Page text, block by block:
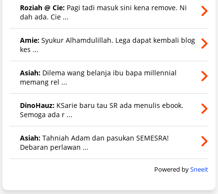
Roziah @ Cie: Pagi tadi masuk sini kena remove. Ni
dah ada. Cie ...
Amie: Syukur Alhamdulillah. Lega dapat kembali blog
kes ...
Asiah: Dilema wang belanja ibu bapa millennial
memang rel ...
DinoHauz: KSarie baru tau SR ada menulis ebook.
Semoga ada r ...
Asiah: Tahniah Adam dan pasukan SEMESRA!
Debaran perlawan ...
Powered bySneeit